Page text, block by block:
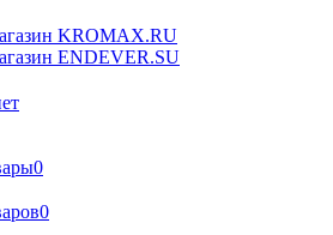
KROMAX.RU
ENDEVER.SU
0
0